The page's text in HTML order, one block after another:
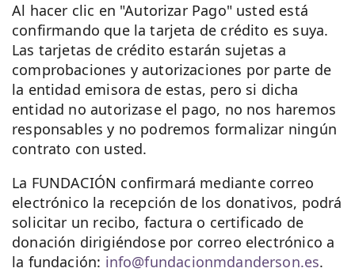
Al hacer clic en "Autorizar Pago" usted está
confirmando que la tarjeta de crédito es suya.
Las tarjetas de crédito estarán sujetas a
comprobaciones y autorizaciones por parte de
la entidad emisora de estas, pero si dicha
entidad no autorizase el pago, no nos haremos
responsables y no podremos formalizar ningún
contrato con usted.
La FUNDACIÓN confirmará mediante correo
electrónico la recepción de los donativos, podrá
solicitar un recibo, factura o certificado de
donación dirigiéndose por correo electrónico a
la fundación: info@fundacionmdanderson.es.